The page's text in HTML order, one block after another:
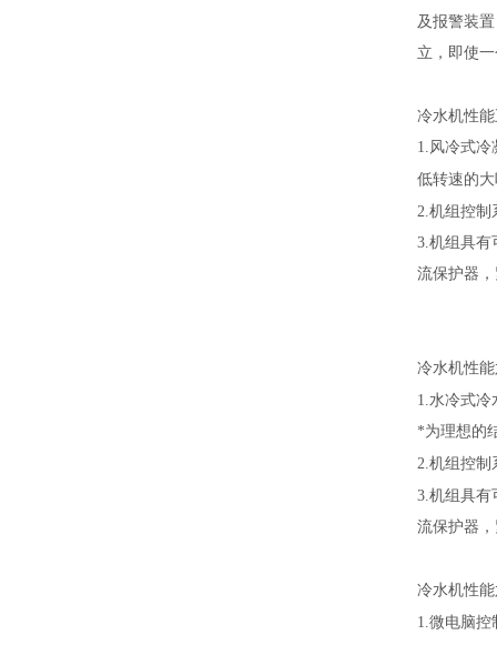
及报警装
立，即使
冷水机性
1. 风冷式
低转速的
2.机组控制
3.机组具有
流保护器
冷水机性
1.水冷式冷
*为理想的
2.机组控制
3.机组具有
流保护器
冷水机性
1.微电脑控